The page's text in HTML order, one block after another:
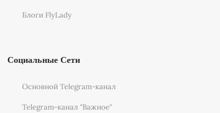
Блоги FlyLady
Социальные Сети
Основной Telegram-канал
Telegram-канал "Важное"